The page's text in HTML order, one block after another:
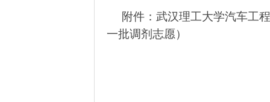
附件：武汉理工大学汽车工
一批调剂志愿）